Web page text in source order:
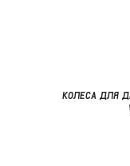
КОЛЕСА ДЛЯ